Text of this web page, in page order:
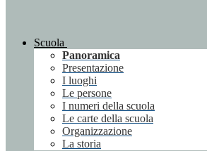
Scuola
Panoramica
Presentazione
I luoghi
Le persone
I numeri della scuola
Le carte della scuola
Organizzazione
La storia